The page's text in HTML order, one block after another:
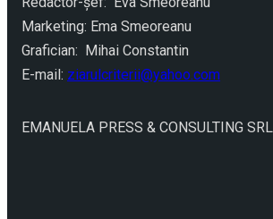
Marketing: Ema Smeoreanu
Grafician: Mihai Constantin
E-mail: ziarulcriterii@yahoo.com
EMANUELA PRESS & CONSULTING SRL